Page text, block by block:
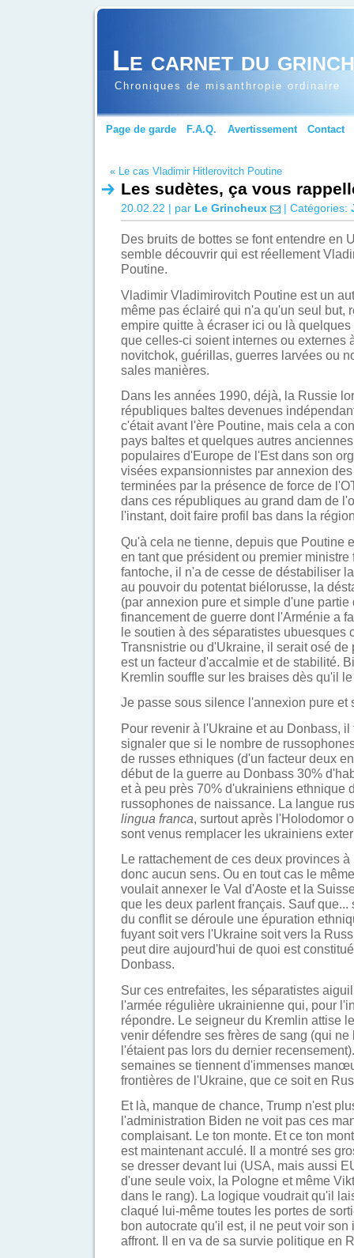
Le carnet du
Chroniques de misanthropie ordinaire
Page de garde F.A.Q. Avertissement Contact
« Le cas Vladimir Hitlerovitch Poutine
Les sudètes, ça vous
20.02.22 | par Le Grincheux | Catégories:
Des bruits de bottes se font entendre en
semble découvrir qui est réellement
Poutine.
Vladimir Vladimirovitch Poutine est un
même pas éclairé qui n'a qu'un seul but,
empire quitte à écraser ici ou là
que celles-ci soient internes ou externes
novitchok, guérillas, guerres larvées ou
sales manières.
Dans les années 1990, déjà, la Russie
républiques baltes devenues
c'était avant l'ère Poutine, mais cela a
pays baltes et quelques autres
populaires d'Europe de l'Est dans son
visées expansionnistes par annexion
terminées par la présence de force de
dans ces républiques au grand dam de
l'instant, doit faire profil bas dans la
Qu'à cela ne tienne, depuis que Poutine
en tant que président ou premier
fantoche, il n'a de cesse de déstabiliser
au pouvoir du potentat biélorusse, la
(par annexion pure et simple d'une partie
financement de guerre dont l'Arménie a
le soutien à des séparatistes ubuesques
Transnistrie ou d'Ukraine, il serait osé
est un facteur d'accalmie et de stabilité.
Kremlin souffle sur les braises dès qu'il
Je passe sous silence l'annexion pure et
Pour revenir à l'Ukraine et au Donbass, il
signaler que si le nombre de
de russes ethniques (d'un facteur deux
début de la guerre au Donbass 30%
et à peu près 70% d'ukrainiens ethnique
russophones de naissance. La langue
lingua franca, surtout après l'Holodomor
sont venus remplacer les ukrainiens
Le rattachement de ces deux provinces
donc aucun sens. Ou en tout cas le
voulait annexer le Val d'Aoste et la
que les deux parlent français. Sauf
du conflit se déroule une épuration
fuyant soit vers l'Ukraine soit vers la
peut dire aujourd'hui de quoi est
Donbass.
Sur ces entrefaites, les séparatistes
l'armée régulière ukrainienne qui, pour
répondre. Le seigneur du Kremlin attise
venir défendre ses frères de sang (qui
l'étaient pas lors du dernier
semaines se tiennent d'immenses
frontières de l'Ukraine, que ce soit en
Et là, manque de chance, Trump n'est
l'administration Biden ne voit pas ces
complaisant. Le ton monte. Et ce ton
est maintenant acculé. Il a montré ses
se dresser devant lui (USA, mais aussi
d'une seule voix, la Pologne et même
dans le rang). La logique voudrait qu'il
claqué lui-même toutes les portes de
bon autocrate qu'il est, il ne peut voir
affront. Il en va de sa survie politique en